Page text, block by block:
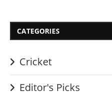
CATEGORIES
Cricket
Editor's Picks